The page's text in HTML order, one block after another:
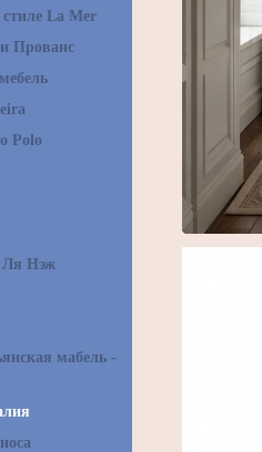
La Mer
Прованс
Polo
Ля Нэж
мабель -